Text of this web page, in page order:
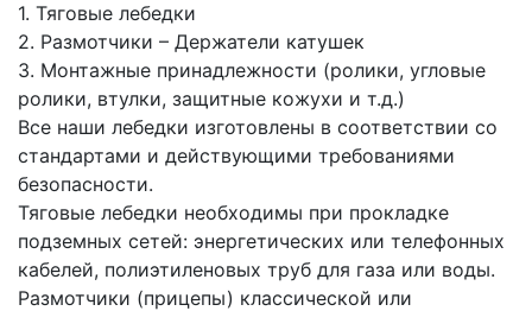
1. Тяговые лебедки
2. Размотчики – Держатели катушек
3. Монтажные принадлежности (ролики, угловые
ролики, втулки, защитные кожухи и т.д.)
Все наши лебедки изготовлены в соответствии со
стандартами и действующими требованиями
безопасности.
Тяговые лебедки необходимы при прокладке
подземных сетей: энергетических или телефонных
кабелей, полиэтиленовых труб для газа или воды.
Размотчики (прицепы) классической или